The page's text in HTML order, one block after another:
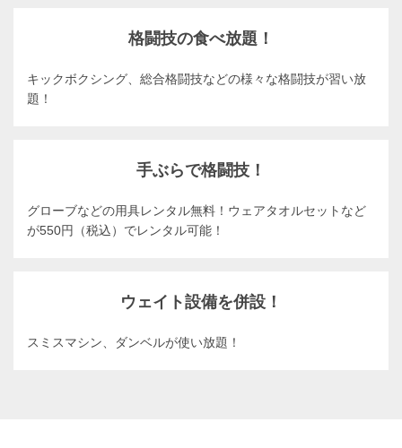
格闘技の食べ放題！
キックボクシング、総合格闘技などの様々な格闘技が習い放
題！
手ぶらで格闘技！
グローブなどの用具レンタル無料！ウェアタオルセットなど
が550円（税込）でレンタル可能！
ウェイト設備を併設！
スミスマシン、ダンベルが使い放題！